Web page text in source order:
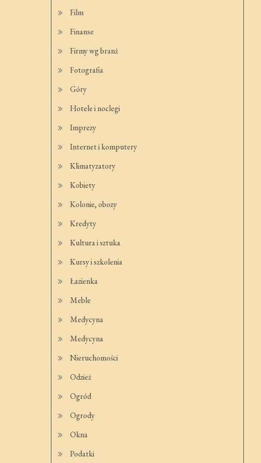
Film
Finanse
Firmy wg branż
Fotografia
Góry
Hotele i noclegi
Imprezy
Internet i komputery
Klimatyzatory
Kobiety
Kolonie, obozy
Kredyty
Kultura i sztuka
Kursy i szkolenia
Łazienka
Meble
Medycyna
Medycyna
Nieruchomości
Odzież
Ogród
Ogrody
Okna
Podatki